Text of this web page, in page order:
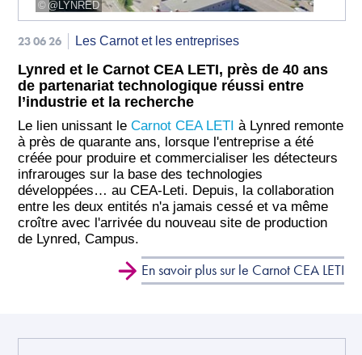
@LYNRED
23 06 26 Les Carnot et les entreprises
Lynred et le Carnot CEA LETI, près de 40 ans
de partenariat technologique réussi entre
l’industrie et la recherche
Le lien unissant leCarnot CEA LETI à Lynr​ed remonte
à près de quarante ans, lorsque l'entreprise a été
créée pour produire et commercialiser les détecteurs
infrarouges sur la base des technologies
développées… au CEA-Leti. Depuis, la collaboration
entre les deux entités n'a jamais cessé et va même
croître avec l'arrivée du nouveau site de production
de Lynred, Campus.
En savoir plus sur le Carnot CEA LETI